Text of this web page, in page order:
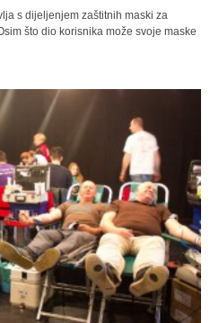
s dijeljenjem zaštitnih maski za
što dio korisnika može svoje maske